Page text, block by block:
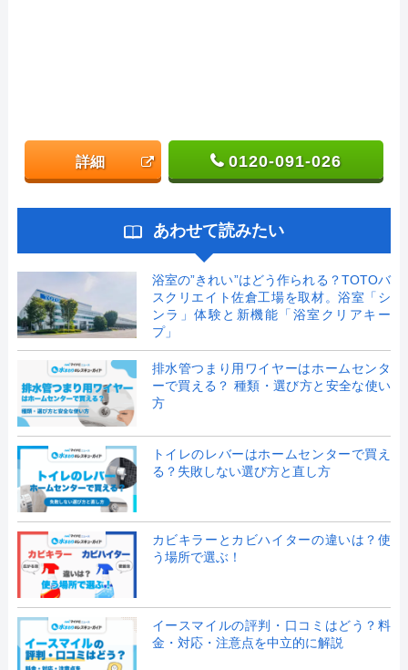
詳細 0120-091-026
あわせて読みたい
浴室の”きれい”はどう作られる？TOTOバ
スクリエイト佐倉工場を取材。浴室「シ
ンラ」体験と新機能「浴室クリアキー
プ」
排水管つまり用ワイヤーはホームセンタ
ーで買える？ 種類・選び方と安全な使い
方
トイレのレバーはホームセンターで買え
る？失敗しない選び方と直し方
カビキラーとカビハイターの違いは？使
う場所で選ぶ！
イースマイルの評判・口コミはどう？料
金・対応・注意点を中立的に解説